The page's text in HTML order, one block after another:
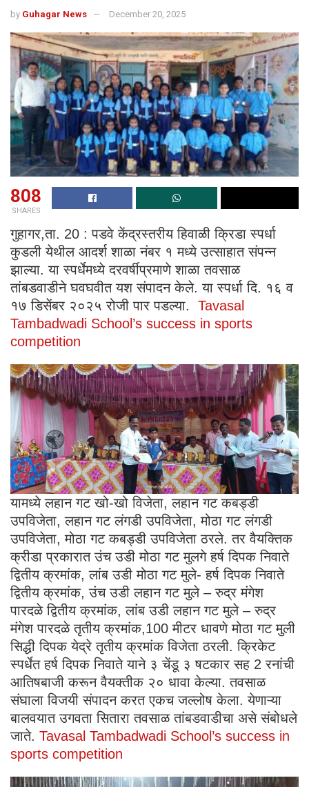
by Guhagar News December 20, 2025
808
SHARES
गुहागर,ता. 20 : पडवे केंद्रस्तरीय हिवाळी क्रिडा स्पर्धा
कुडली येथील आदर्श शाळा नंबर १ मध्ये उत्साहात संपन्न
झाल्या. या स्पर्धेमध्ये दरवर्षीप्रमाणे शाळा तवसाळ
तांबडवाडीने घवघवीत यश संपादन केले. या स्पर्धा दि. १६ व
१७ डिसेंबर २०२५ रोजी पार पडल्या. Tavasal
Tambadwadi School’s success in sports
competition
यामध्ये लहान गट खो-खो विजेता, लहान गट कबड्डी
उपविजेता, लहान गट लंगडी उपविजेता, मोठा गट लंगडी
उपविजेता, मोठा गट कबड्डी उपविजेता ठरले. तर वैयक्तिक
क्रीडा प्रकारात उंच उडी मोठा गट मुलगे हर्ष दिपक निवाते
द्वितीय क्रमांक, लांब उडी मोठा गट मुले- हर्ष दिपक निवाते
द्वितीय क्रमांक, उंच उडी लहान गट मुले – रुद्र मंगेश
पारदळे द्वितीय क्रमांक, लांब उडी लहान गट मुले – रुद्र
मंगेश पारदळे तृतीय क्रमांक,100 मीटर धावणे मोठा गट मुली
सिद्धी दिपक येद्रे तृतीय क्रमांक‌ विजेता ठरली. क्रिकेट
स्पर्धेत हर्ष दिपक निवाते याने ३ चेंडू ३ षटकार सह 2 रनांची
आतिषबाजी करून वैयक्तीक २० धावा केल्या. तवसाळ
संघाला विजयी संपादन करत एकच जल्लोष केला. येणाऱ्या
बालवयात उगवता सितारा तवसाळ तांबडवाडीचा असे संबोधले
जाते. Tavasal Tambadwadi School’s success in
sports competition